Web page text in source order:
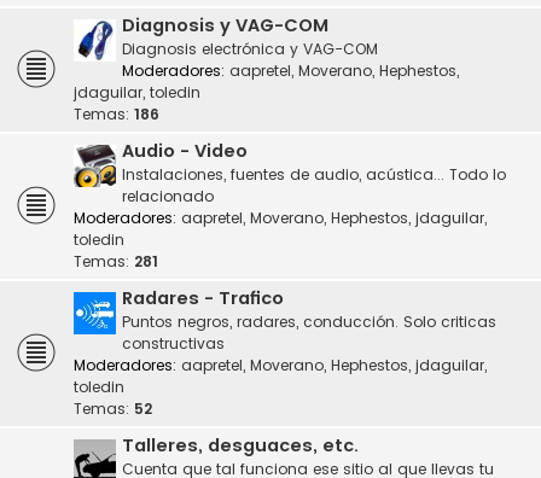
Diagnosis y VAG-COM
Diagnosis electrónica y VAG-COM
Moderadores: aapretel, Moverano, Hephestos,
jdaguilar, toledin
Temas: 186
Audio - Video
Instalaciones, fuentes de audio, acústica... Todo lo
relacionado
Moderadores: aapretel, Moverano, Hephestos, jdaguilar,
toledin
Temas: 281
Radares - Trafico
Puntos negros, radares, conducción. Solo criticas
constructivas
Moderadores: aapretel, Moverano, Hephestos, jdaguilar,
toledin
Temas: 52
Talleres, desguaces, etc.
Cuenta que tal funciona ese sitio al que llevas tu